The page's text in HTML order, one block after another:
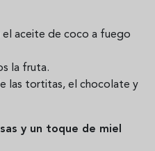
aceite de coco a fuego
la fruta.
las tortitas, el chocolate y
y un toque de miel